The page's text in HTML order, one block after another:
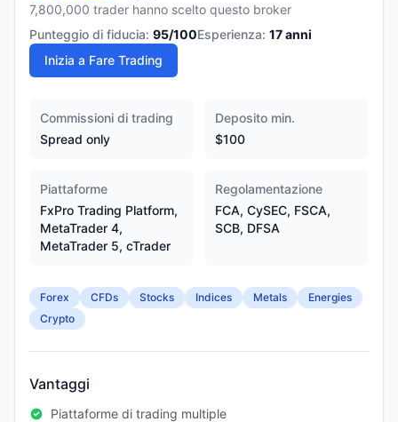
7,800,000 trader hanno scelto questo broker
Punteggio di fiducia: 95/100Esperienza: 17anni
Inizia a Fare Trading
Commissioni di trading
Spread only
Deposito min.
$100
Piattaforme
FxPro Trading Platform,
MetaTrader 4,
MetaTrader 5, cTrader
Regolamentazione
FCA, CySEC, FSCA,
SCB, DFSA
Forex CFDs Stocks Indices Metals
Energies
Crypto
Vantaggi
Piattaforme di trading multiple